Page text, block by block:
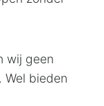
wij geen
bieden